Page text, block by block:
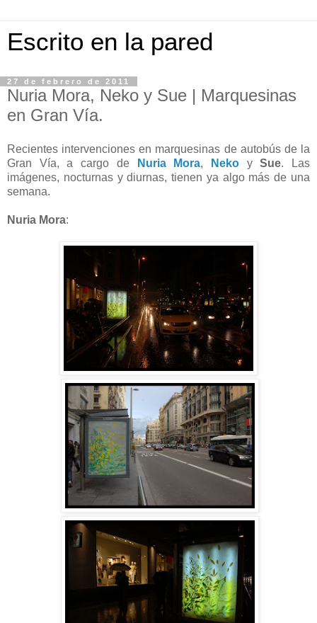
Escrito en la pared
27 de febrero de 2011
Nuria Mora, Neko y Sue | Marquesinas
en Gran Vía.
Recientes intervenciones en marquesinas de autobús de la
Gran Vía, a cargo de
Nuria Mora, NekoySue. Las
imágenes, nocturnas y diurnas, tienen ya algo más de una
semana.
Nuria Mora: